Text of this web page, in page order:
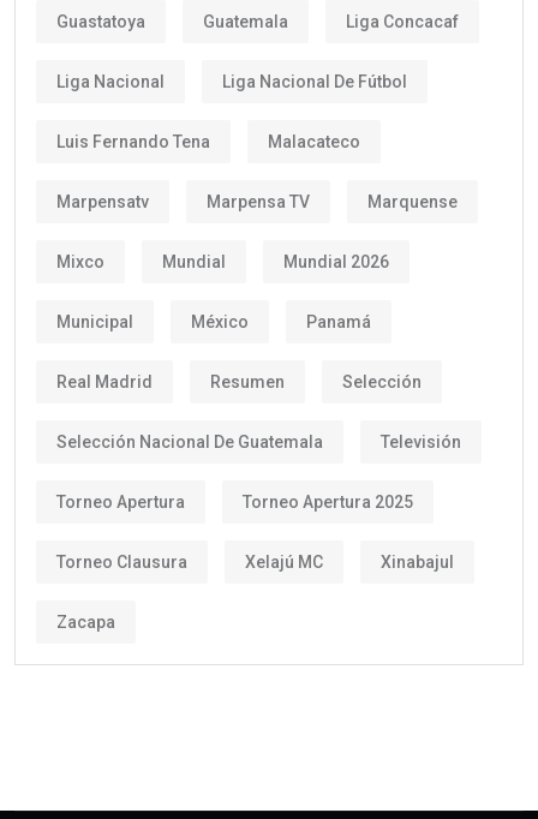
Guastatoya Guatemala Liga Concacaf
Liga Nacional Liga Nacional De Fútbol
Luis Fernando Tena Malacateco
Marpensatv Marpensa TV Marquense
Mixco Mundial Mundial 2026
Municipal México Panamá
Real Madrid Resumen Selección
Selección Nacional De Guatemala Televisión
Torneo Apertura Torneo Apertura 2025
Torneo Clausura Xelajú MC Xinabajul
Zacapa